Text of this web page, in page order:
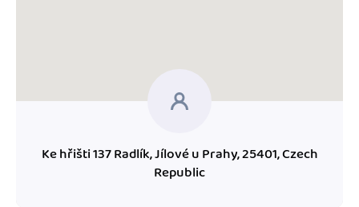
Ke hřišti 137 Radlík, Jílové u Prahy, 25401, Czech
Republic